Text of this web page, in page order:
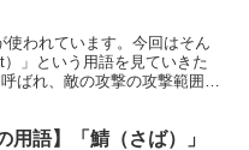
使われています。今回はそん
」という用語を見ていきた
ばれ、敵の攻撃の攻撃範囲を
用語】「鯖（さば）」